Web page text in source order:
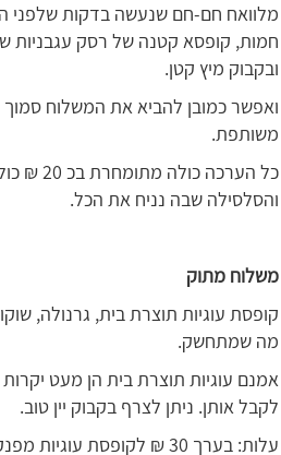
מלוואח חם-חם שנעשה בדקות שלפני
חמות, קופסא קטנה של רסק עגבניות
ובקבוק מיץ קטן.
ואפשר כמובן להביא את המשלוח
משותפת.
כל הערכה
והסלסילה שבה נניח את הכל.
משלוח מתוק
קופסת עוגיות תוצרת בית, גרנולה,
מה שמתחשק.
אמנם עוגיות תוצרת בית הן מעט
לקבל אותן. ניתן לצרף בקבוק יין טוב.